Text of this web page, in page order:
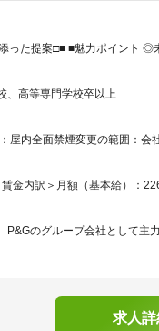
った提案□■ ■魅力ポイント ◎
、高等専門学校卒以上
屋内全面禁煙変更の範囲：会
金内訳＞月額（基本給）：
のグループ会社として主
求人